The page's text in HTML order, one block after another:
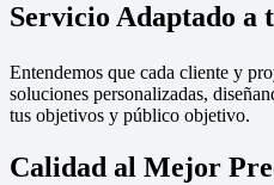
Servicio Adaptado a
Entendemos que cada cliente y
soluciones personalizadas,
tus objetivos y público objetivo.
Calidad al Mejor